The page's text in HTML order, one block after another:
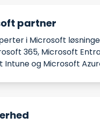
partner
i Microsoft
365, Microsoft
Intune og Microsoft